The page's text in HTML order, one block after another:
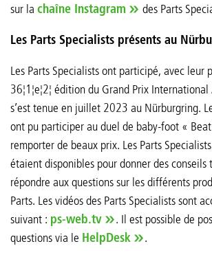
sur la chaîne Instagram des Parts
Les Parts Specialists présents au
Les Parts Specialists ont participé, avec leur
36¦1¦e¦2¦ édition du Grand Prix
s’est tenue en juillet 2023 au Nürburgring.
ont pu participer au duel de baby-foot «
remporter de beaux prix. Les Parts
étaient disponibles pour donner des conseils
répondre aux questions sur les différents
Parts. Les vidéos des Parts Specialists sont
suivant : ps-web.tv
. Il est possible de
questions via le HelpDesk .